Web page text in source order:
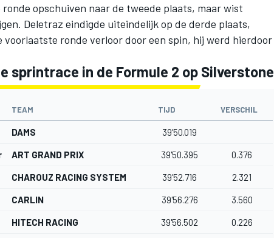
opschuiven naar de tweede plaats, maar wist
Deletraz eindigde uiteindelijk op de derde plaats,
ronde verloor door een spin, hij werd hierdoor
sprintrace in de Formule 2 op Silverstone
TEAM TIJD VERSCHIL
DAMS 39'50.019
ART GRAND PRIX 39'50.395 0.376
CHAROUZ RACING SYSTEM 39'52.716 2.321
CARLIN 39'56.276 3.560
HITECH RACING 39'56.502 0.226